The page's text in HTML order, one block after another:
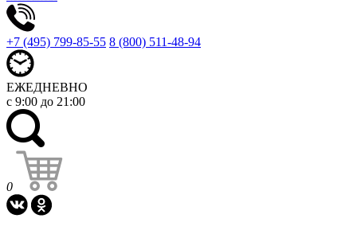
+7 (495) 799-85-55 8 (800) 511-48-94
ЕЖЕДНЕВНО
с 9:00 до 21:00
0